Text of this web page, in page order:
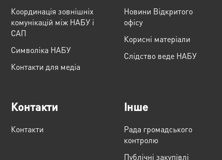
Координація зовнішніх
комунікацій між НАБУ і
САП
Cимволіка НАБУ
Контакти для медіа
Новини Відкритого
офісу
Корисні матеріали
Слідство веде НАБУ
Контакти
Контакти
Інше
Рада громадського
контролю
Публічні закупівлі